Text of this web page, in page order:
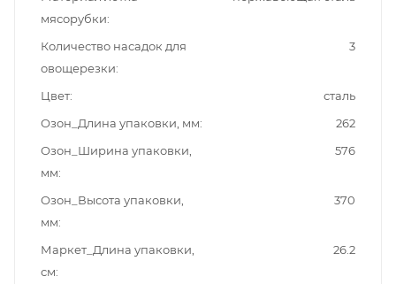
мясорубки
Количество насадок для
овощерезки
3
Цвет
сталь
Озон_Длина упаковки, мм
262
Озон_Ширина упаковки,
мм
576
Озон_Высота упаковки,
мм
370
Маркет_Длина упаковки,
см
26.2